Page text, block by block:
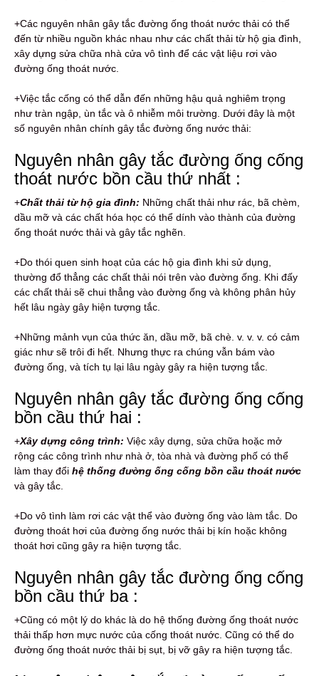
+Các nguyên nhân gây tắc đường ống thoát nước thải có thể
đến từ nhiều nguồn khác nhau như các chất thải từ hộ gia đình,
xây dựng sửa chữa nhà cửa vô tình để các vật liệu rơi vào
đường ống thoát nước.
+Việc tắc cống có thể dẫn đến những hậu quả nghiêm trọng
như tràn ngập, ùn tắc và ô nhiễm môi trường. Dưới đây là một
số nguyên nhân chính gây tắc đường ống nước thải:
Nguyên nhân gây tắc đường ống cống
thoát nước bồn cầu thứ nhất :
+Chất thải từ hộ gia đình: Những chất thải như rác, bã chèm,
dầu mỡ và các chất hóa học có thể dính vào thành của đường
ống thoát nước thải và gây tắc nghẽn.
+Do thói quen sinh hoạt của các hộ gia đình khi sử dụng,
thường đổ thẳng các chất thải nói trên vào đường ống. Khi đấy
các chất thải sẽ chui thẳng vào đường ống và không phân hủy
hết lâu ngày gây hiện tượng tắc.
+Những mảnh vụn của thức ăn, dầu mỡ, bã chè. v. v. v. có cảm
giác như sẽ trôi đi hết. Nhưng thực ra chúng vẫn bám vào
đường ống, và tích tụ lại lâu ngày gây ra hiện tượng tắc.
Nguyên nhân gây tắc đường ống cống
bồn cầu thứ hai :
+Xây dựng công trình: Việc xây dựng, sửa chữa hoặc mở
rộng các công trình như nhà ở, tòa nhà và đường phố có thể
làm thay đổi hệ thống đường ống cống bồn cầu thoát nước
và gây tắc.
+Do vô tình làm rơi các vật thể vào đường ống vào làm tắc. Do
đường thoát hơi của đường ống nước thải bị kín hoặc không
thoát hơi cũng gây ra hiện tượng tắc.
Nguyên nhân gây tắc đường ống cống
bồn cầu thứ ba :
+Cũng có một lý do khác là do hệ thống đường ống thoát nước
thải thấp hơn mực nước của cống thoát nước. Cũng có thể do
đường ống thoát nước thải bị sụt, bị vỡ gây ra hiện tượng tắc.